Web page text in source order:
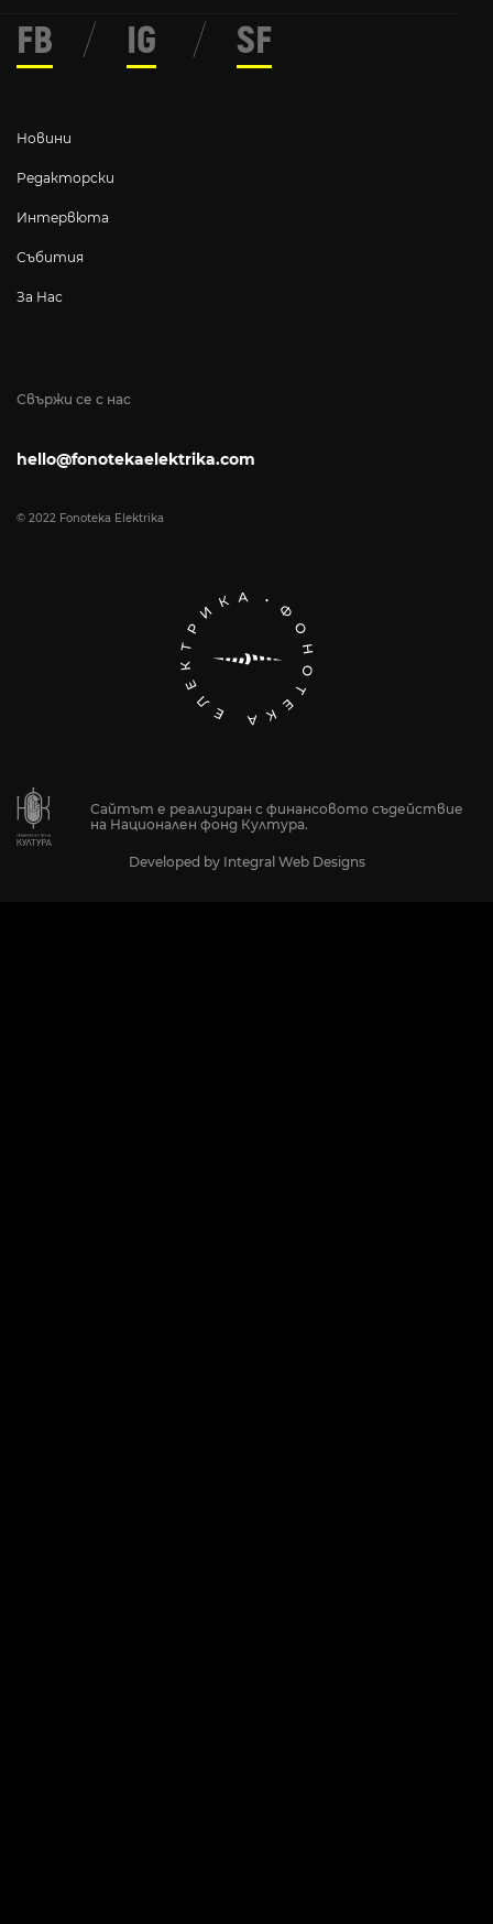
Свържи се с нас
hello@fonotekaelektrika.com
© 2022 Fonoteka Elektrika
Новини
Редакторски
Интервюта
Събития
За Нас
FB / IG / SF
Сайтът е реализиран с финансовото съдействие
на Национален фонд Култура.
Developed by Integral Web Designs